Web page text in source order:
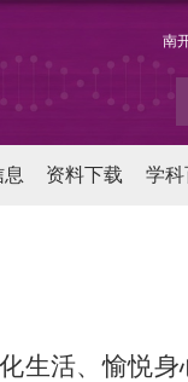
南
资料下载 学
生活、愉悦身